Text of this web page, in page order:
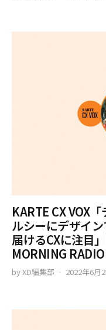
KARTE CX VOX
ルシーにデザイ
届けるCXに注目
MORNING RADIO
byXD編集部 2022年6月